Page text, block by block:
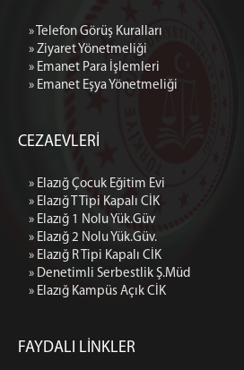
» Telefon Görüş Kuralları
» Ziyaret Yönetmeliği
» Emanet Para İşlemleri
» Emanet Eşya Yönetmeliği
CEZAEVLERİ
» Elazığ Çocuk Eğitim Evi
» Elazığ T Tipi Kapalı CİK
» Elazığ 1 Nolu Yük.Güv
» Elazığ 2 Nolu Yük.Güv.
» Elazığ R Tipi Kapalı CİK
» Denetimli Serbestlik Ş.Müd
» Elazığ Kampüs Açık CİK
FAYDALI LİNKLER